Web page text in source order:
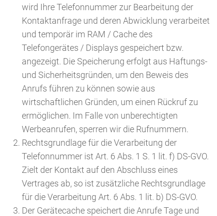
wird Ihre Telefonnummer zur Bearbeitung der
Kontaktanfrage und deren Abwicklung verarbeitet
und temporär im RAM / Cache des
Telefongerätes / Displays gespeichert bzw.
angezeigt. Die Speicherung erfolgt aus Haftungs-
und Sicherheitsgründen, um den Beweis des
Anrufs führen zu können sowie aus
wirtschaftlichen Gründen, um einen Rückruf zu
ermöglichen. Im Falle von unberechtigten
Werbeanrufen, sperren wir die Rufnummern.
Rechtsgrundlage für die Verarbeitung der
Telefonnummer ist Art. 6 Abs. 1 S. 1 lit. f) DS-GVO.
Zielt der Kontakt auf den Abschluss eines
Vertrages ab, so ist zusätzliche Rechtsgrundlage
für die Verarbeitung Art. 6 Abs. 1 lit. b) DS-GVO.
Der Gerätecache speichert die Anrufe Tage und